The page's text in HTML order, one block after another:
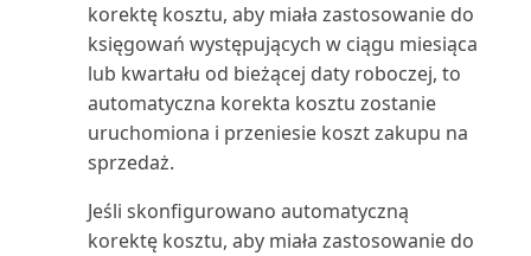
Transakcje międzyfirmowe
(raport)
Ubezpieczenie: analiza (raport)
wartość ubezpieczona ...
korektę kosztu, aby miała zastosowanie do
księgowań występujących w ciągu miesiąca
lub kwartału od bieżącej daty roboczej, to
automatyczna korekta kosztu zostanie
uruchomiona i przeniesie koszt zakupu na
sprzedaż.
Jeśli skonfigurowano automatyczną
korektę kosztu, aby miała zastosowanie do